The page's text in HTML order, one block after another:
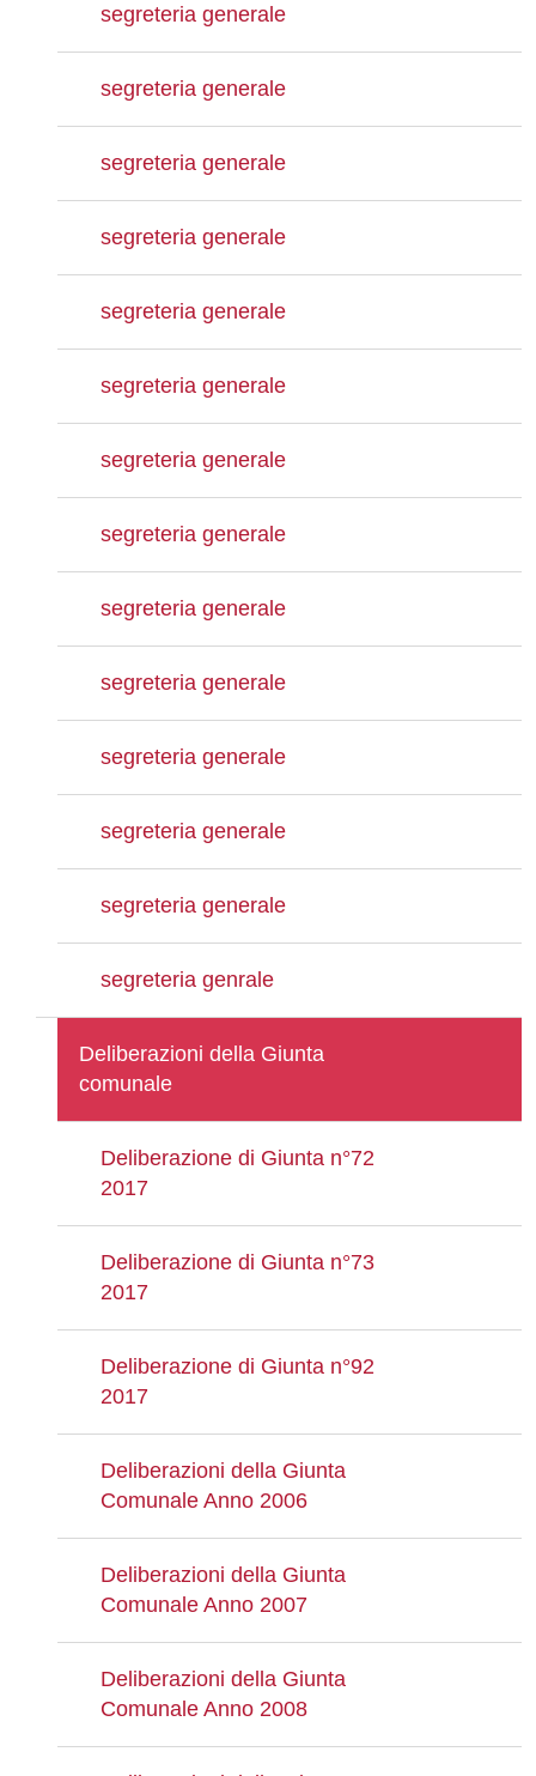
segreteria generale
segreteria generale
segreteria generale
segreteria generale
segreteria generale
segreteria generale
segreteria generale
segreteria generale
segreteria generale
segreteria generale
segreteria generale
segreteria generale
segreteria generale
segreteria genrale
Deliberazioni della Giunta
comunale
Deliberazione di Giunta n°72
2017
Deliberazione di Giunta n°73
2017
Deliberazione di Giunta n°92
2017
Deliberazioni della Giunta
Comunale Anno 2006
Deliberazioni della Giunta
Comunale Anno 2007
Deliberazioni della Giunta
Comunale Anno 2008